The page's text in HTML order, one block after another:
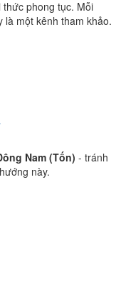
thức phong tục. Mỗi
là một kênh tham khảo.
Nam (Tốn) - tránh
này.